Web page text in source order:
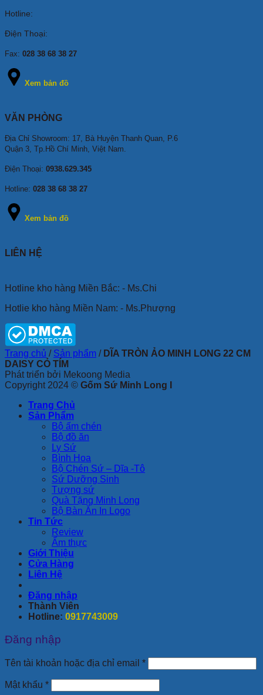
Hotline:
Điện Thoại:
Fax: 028 38 68 38 27
Xem bản đồ
VĂN PHÒNG
Địa Chỉ Showroom: 17, Bà Huyện Thanh Quan, P.6
Quận 3, Tp.Hồ Chí Minh, Việt Nam.
Điện Thoại: 0938.629.345
Hotline: 028 38 68 38 27
Xem bản đồ
LIÊN HỆ
Hotline kho hàng Miền Bắc: - Ms.Chi
Hotlie kho hàng Miền Nam: - Ms.Phượng
Trang chủ / Sản phẩm / DĨA TRÒN ẢO MINH LONG 22 CM
DAISY CỎ TÍM
Phát triển bởi Mekoong Media
Copyright 2024 © Gốm Sứ Minh Long I
Trang Chủ
Sản Phẩm
Bộ ấm chén
Bộ đồ ăn
Ly Sứ
Bình Hoa
Bộ Chén Sứ – Dĩa -Tô
Sứ Dưỡng Sinh
Tượng sứ
Quà Tặng Minh Long
Bộ Bàn Ăn In Logo
Tin Tức
Review
Ẩm thực
Giới Thiệu
Cửa Hàng
Liên Hệ
Đăng nhập
Thành Viên
Hotline: 0917743009
Đăng nhập
Tên tài khoản hoặc địa chỉ email *Bắt
buộc
Mật khẩu *Bắt